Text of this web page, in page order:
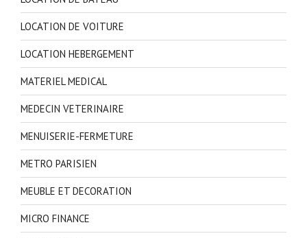
LOCATION DE VOITURE
LOCATION HEBERGEMENT
MATERIEL MEDICAL
MEDECIN VETERINAIRE
MENUISERIE-FERMETURE
METRO PARISIEN
MEUBLE ET DECORATION
MICRO FINANCE